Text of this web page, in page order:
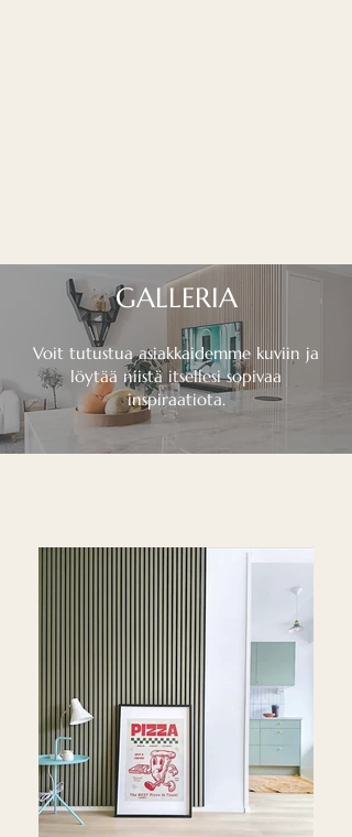
GALLERIA
Voit tutustua asiakkaidemme kuviin ja
löytää niistä itsellesi sopivaa
inspiraatiota.